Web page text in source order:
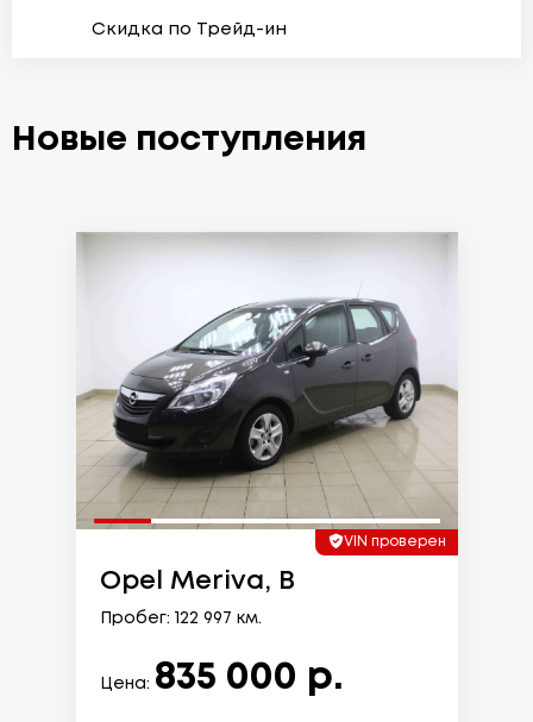
Скидка по Трейд-ин
Новые поступления
VIN проверен
Opel Meriva, B
Пробег: 122 997 км.
Цена: 835 000 р.